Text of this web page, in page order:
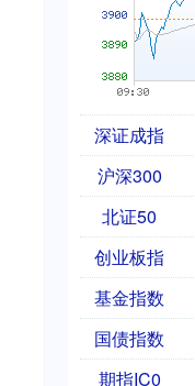
深证成指
沪深300
北证50
创业板指
基金指数
国债指数
期指IC0